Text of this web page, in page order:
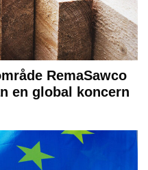
RemaSawco
en global koncern